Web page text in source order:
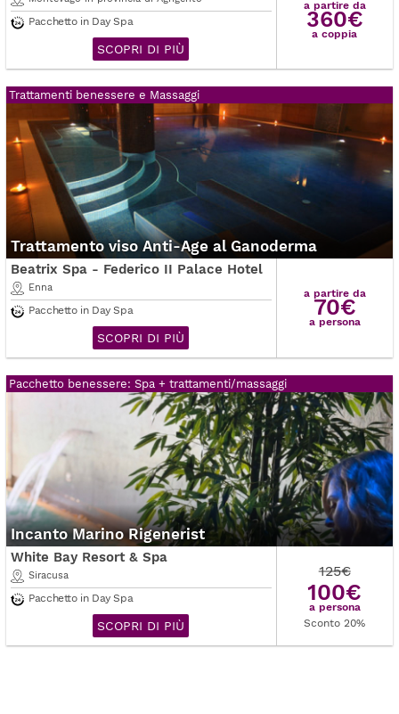
Pacchetto in Day Spa
SCOPRI DI PIÙ
a partire da
360€
a coppia
Trattamenti benessere e Massaggi
Trattamento viso Anti-Age al Ganoderma
Beatrix Spa - Federico II Palace Hotel
Enna
Pacchetto in Day Spa
SCOPRI DI PIÙ
a partire da
70€
a persona
Pacchetto benessere: Spa + trattamenti/massaggi
Incanto Marino Rigenerist
White Bay Resort & Spa
Siracusa
Pacchetto in Day Spa
SCOPRI DI PIÙ
125€
100€
a persona
Sconto 20%